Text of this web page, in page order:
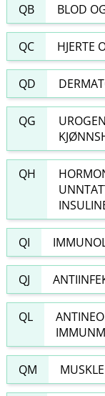
QB BLOD
QC HJERTE
QD
QG
QH
QI
QJ
QL
QM